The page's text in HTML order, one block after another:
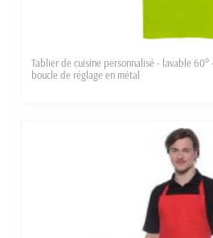
Tablier de cuisine personnalisé - lavable 60°
boucle de réglage en métal